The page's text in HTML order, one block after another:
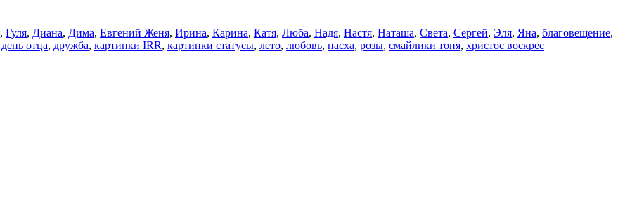
, Гуля, Диана, Дима, Евгений Женя, Ирина, Карина, Катя, Люба, Надя, Настя, Наташа, Света, Сергей, Эля, Яна, благовещение,
день отца, дружба, картинки IRR, картинки статусы, лето, любовь, пасха, розы, смайлики тоня, христос воскрес